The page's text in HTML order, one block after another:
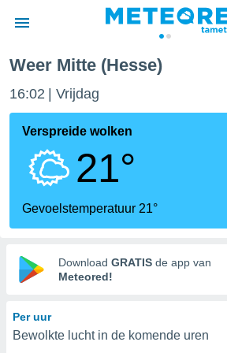
door
verstrekte
hoge
hebt de
voor
op basis
Weer Mitte (Hesse)
16:02 Vrijdag
Verspreide wolken
21°
Gevoelstemperatuur 21°
Download GRATIS de app van
Meteored!
Per uur
Bewolkte lucht in de komende uren